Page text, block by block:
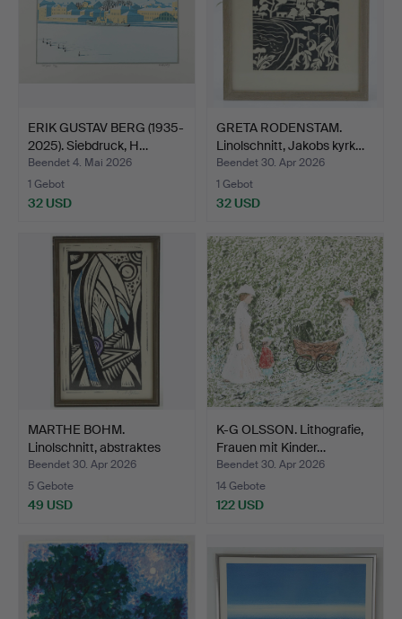
ERIK GUSTAV BERG (1935-
2025). Siebdruck, H…
Beendet 4. Mai 2026
1 Gebot
32 USD
GRETA RODENSTAM.
Linolschnitt, Jakobs kyrk…
Beendet 30. Apr 2026
1 Gebot
32 USD
MARTHE BOHM.
Linolschnitt, abstraktes
Moti…
Beendet 30. Apr 2026
5 Gebote
49 USD
K-G OLSSON. Lithografie,
Frauen mit Kinder…
Beendet 30. Apr 2026
14 Gebote
122 USD